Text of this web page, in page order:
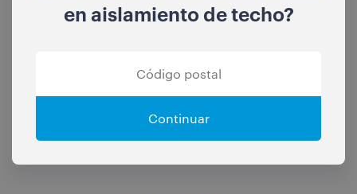
en aislamiento de techo?
Continuar